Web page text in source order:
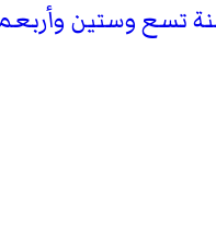
تسع وستين